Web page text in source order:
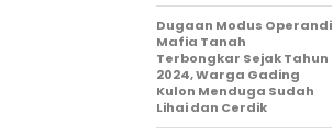
Dugaan Modus Operandi
Mafia Tanah
Terbongkar Sejak Tahun
2024, Warga Gading
Kulon Menduga Sudah
Lihai dan Cerdik